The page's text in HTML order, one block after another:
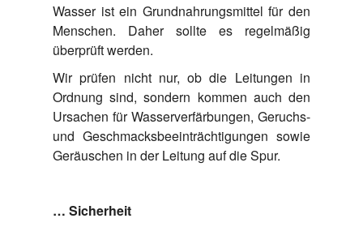
Wasser ist ein Grundnahrungsmittel für den
Menschen. Daher sollte es regelmäßig
überprüft werden.
Wir prüfen nicht nur, ob die Leitungen in
Ordnung sind, sondern kommen auch den
Ursachen für Wasserverfärbungen, Geruchs-
und Geschmacksbeeinträchtigungen sowie
Geräuschen in der Leitung auf die Spur.
… Sicherheit